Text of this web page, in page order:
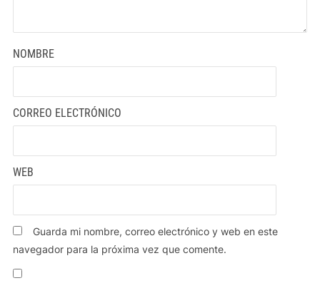
NOMBRE
CORREO ELECTRÓNICO
WEB
Guarda mi nombre, correo electrónico y web en este
navegador para la próxima vez que comente.